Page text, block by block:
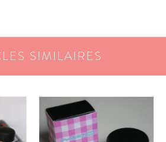
SIMILAIRES